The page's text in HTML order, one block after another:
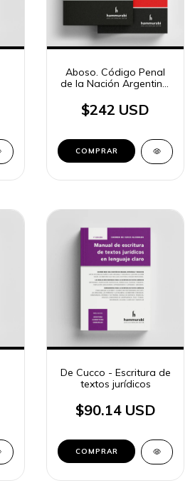
Aboso. Código Penal
de la Nación Argentina.
concordado con
jurisprudencia
$242 USD
COMPRAR
De Cucco - Escritura de
textos jurídicos
$90.14 USD
COMPRAR